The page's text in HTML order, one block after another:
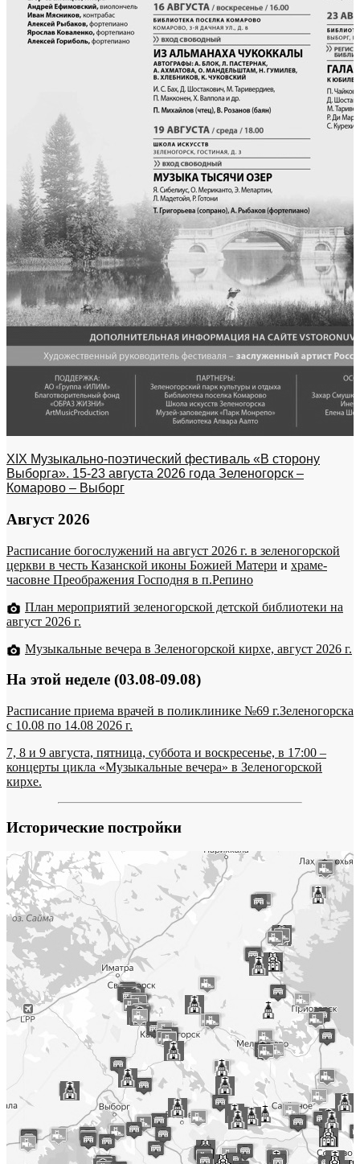
XIX Музыкально-поэтический фестиваль «В сторону
Выборга». 15-23 августа 2026 года Зеленогорск –
Комарово – Выборг
Август 2026
Расписание богослужений на август 2026 г. в зеленогорской
церкви в честь Казанской иконы Божией Матери и храме-
часовне Преображения Господня в п.Репино
План мероприятий зеленогорской детской библиотеки на
август 2026 г.
Музыкальные вечера в Зеленогорской кирхе, август 2026 г.
На этой неделе (03.08-09.08)
Расписание приема врачей в поликлинике №69 г.Зеленогорска
c 10.08 по 14.08 2026 г.
7, 8 и 9 августа, пятница, суббота и воскресенье, в 17:00 –
концерты цикла «Музыкальные вечера» в Зеленогорской
кирхе.
Исторические постройки